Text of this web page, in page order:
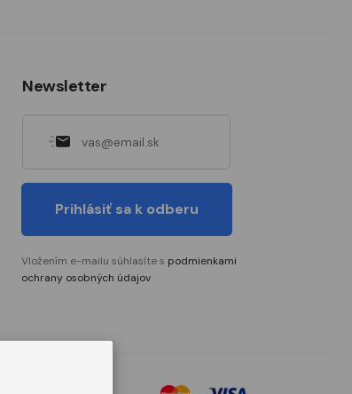
Newsletter
Prihlásiť sa k odberu
Vložením e-mailu súhlasíte s podmienkami
ochrany osobných údajov